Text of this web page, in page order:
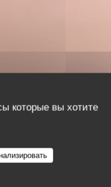
которые вы хотите